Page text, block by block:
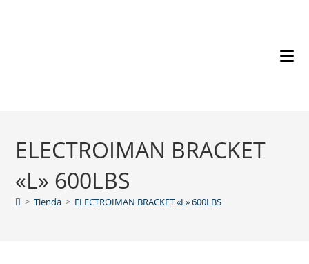
ELECTROIMAN BRACKET
«L» 600LBS
> Tienda > ELECTROIMAN BRACKET «L» 600LBS